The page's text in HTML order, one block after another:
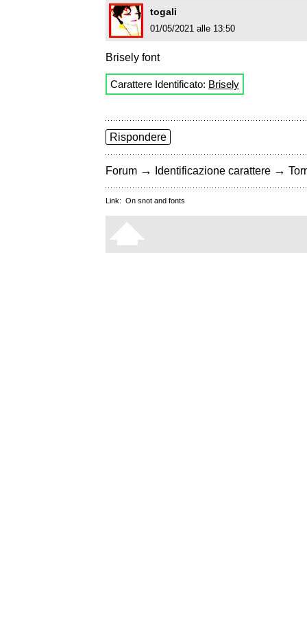
togali
01/05/2021 alle 13:50
Brisely font
Carattere Identificato: Brisely
Rispondere
Forum → Identificazione carattere →
Link: On snot and fonts